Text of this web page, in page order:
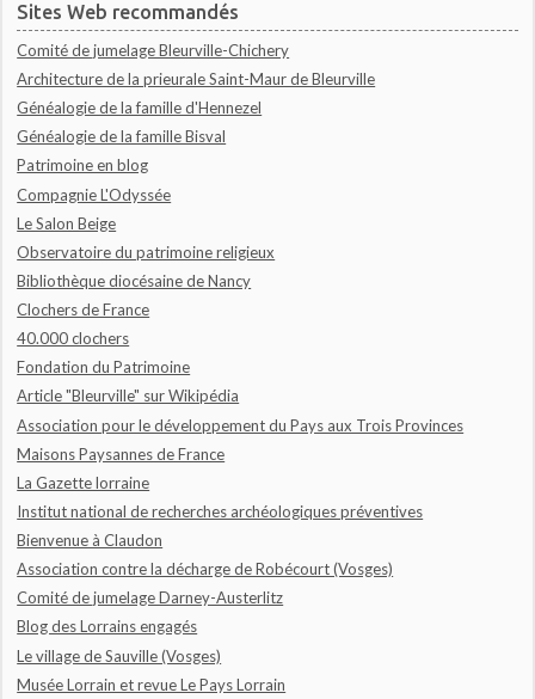
Sites Web recommandés
Comité de jumelage Bleurville-Chichery
Architecture de la prieurale Saint-Maur de Bleurville
Généalogie de la famille d'Hennezel
Généalogie de la famille Bisval
Patrimoine en blog
Compagnie L'Odyssée
Le Salon Beige
Observatoire du patrimoine religieux
Bibliothèque diocésaine de Nancy
Clochers de France
40.000 clochers
Fondation du Patrimoine
Article "Bleurville" sur Wikipédia
Association pour le développement du Pays aux Trois Provinces
Maisons Paysannes de France
La Gazette lorraine
Institut national de recherches archéologiques préventives
Bienvenue à Claudon
Association contre la décharge de Robécourt (Vosges)
Comité de jumelage Darney-Austerlitz
Blog des Lorrains engagés
Le village de Sauville (Vosges)
Musée Lorrain et revue Le Pays Lorrain